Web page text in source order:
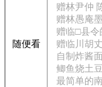
随便看
赠林尹仲
赠林愚庵
赠临□县令
赠临川胡
自制炸酱面
鲫鱼烧土豆
最简单的